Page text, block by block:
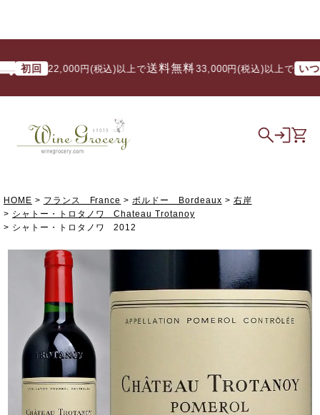
回 22,000円(税込)以上で送料無料/ 33,000円(税込)以上で いつでも
HOME フランス France ボルドー Bordeaux
右岸
シャトー・トロタノワ Chateau Trotanoy
シャトー・トロタノワ 2012